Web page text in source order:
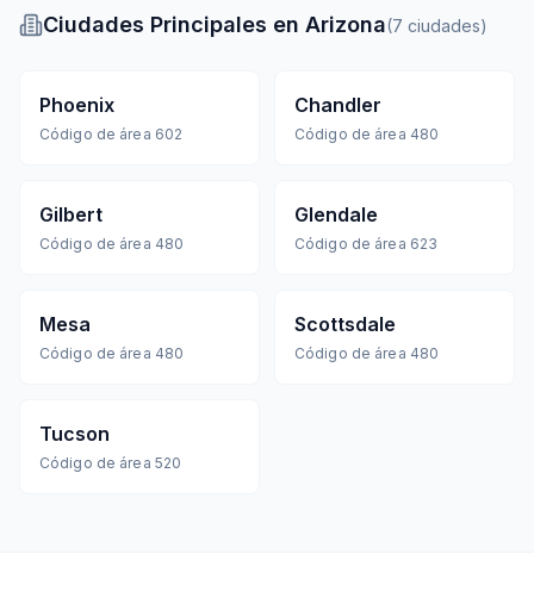
Ciudades Principales en Arizona(7 ciudades)
Phoenix
Código de área 602
Chandler
Código de área 480
Gilbert
Código de área 480
Glendale
Código de área 623
Mesa
Código de área 480
Scottsdale
Código de área 480
Tucson
Código de área 520